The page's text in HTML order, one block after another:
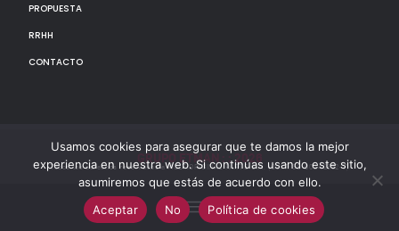
PROPUESTA
RRHH
CONTACTO
GRUPO ETMAN : : 2026
Todos los derechos reservados a MULTIORIGINAL PARTS S.A. (CUIT: 30-60142852-7)
Usamos cookies para asegurar que te damos la mejor
experiencia en nuestra web. Si continúas usando este sitio,
asumiremos que estás de acuerdo con ello.
Aceptar
No Política de cookies